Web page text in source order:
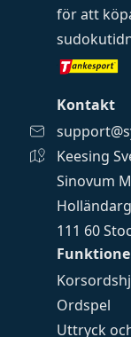
Ordspel
Uttryck
för att
Kontakt
Keesing
Sinovum
111 60